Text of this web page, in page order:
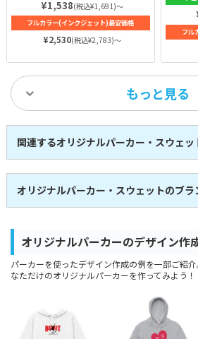
¥1,538(税込¥1,691)～
フルカラー(インクジェット)最安価格
¥2,530(税込¥2,783)～
フル
もっと見る
関連するオリジナルパーカー・スウェッ
全1商品
全14商品
キッズパーカー
スウェットパンツ
裏毛（パイル）
全24商品
オリジナルパーカー・スウェットのブラ
UnitedAthle
プリントスター
オリジナルパーカーのデザイン作
パーカーを使ったデザイン作成の例を一部ご紹
なただけのオリジナルパーカーを作ってみよう！